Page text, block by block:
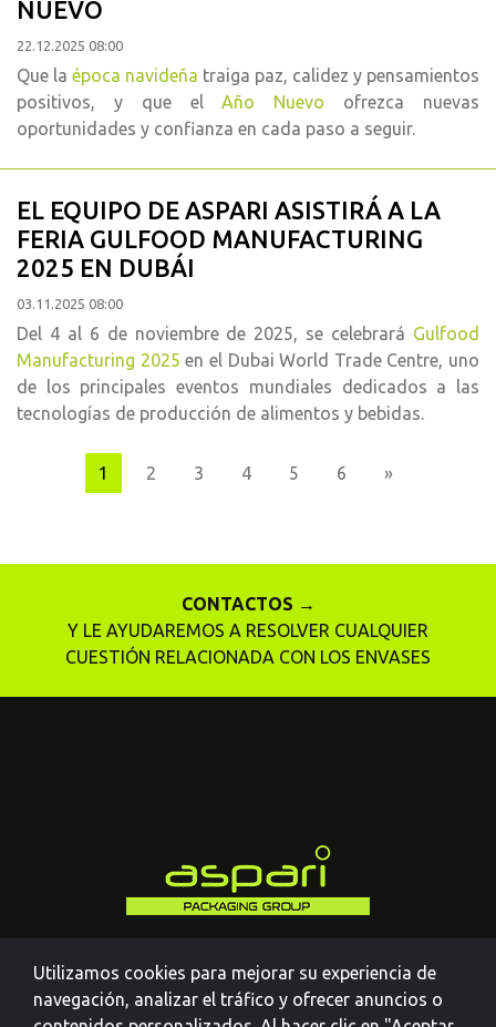
NUEVO
22.12.2025 08:00
Que la época navideña traiga paz, calidez y pensamientos
positivos, y que elAño Nuevo ofrezca nuevas
oportunidades y confianza en cada paso a seguir.
EL EQUIPO DE ASPARI ASISTIRÁ A LA
FERIA GULFOOD MANUFACTURING
2025 EN DUBÁI
03.11.2025 08:00
Del 4 al 6 de noviembre de 2025, se celebrará Gulfood
Manufacturing 2025 en el Dubai World Trade Centre, uno
de los principales eventos mundiales dedicados a las
tecnologías de producción de alimentos y bebidas.
1 2 3 4 5 6 »Next
CONTACTOS →
Y LE AYUDAREMOS A RESOLVER CUALQUIER
CUESTIÓN RELACIONADA CON LOS ENVASES
Utilizamos cookies para mejorar su experiencia de
navegación, analizar el tráfico y ofrecer anuncios o